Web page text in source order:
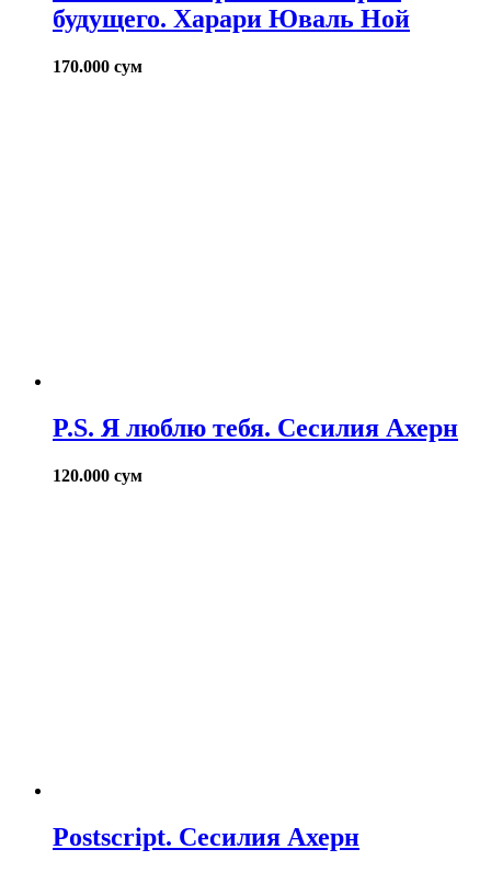
будущего. Харари Юваль Ной
170.000 сум
P.S. Я люблю тебя. Сесилия Ахерн
120.000 сум
Postscript. Сесилия Ахерн